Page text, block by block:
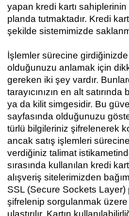
yapan kredi kartı
planda tutmaktadır. Kredi
şekilde sistemimizde
İşlemler sürecine
olduğunuzu anlamak için
gereken iki şey vardır.
tarayıcınızın en alt
ya da kilit simgesidir. Bu
sayfasında olduğunuzu
türlü bilgileriniz şifrelenerek
ancak satış işlemleri
verdiğiniz talimat
sırasında kullanılan kredi
alışveriş sitelerimizden
SSL (Secure Sockets Layer)
şifrelenip sorgulanmak
ulaştırılır. Kartın